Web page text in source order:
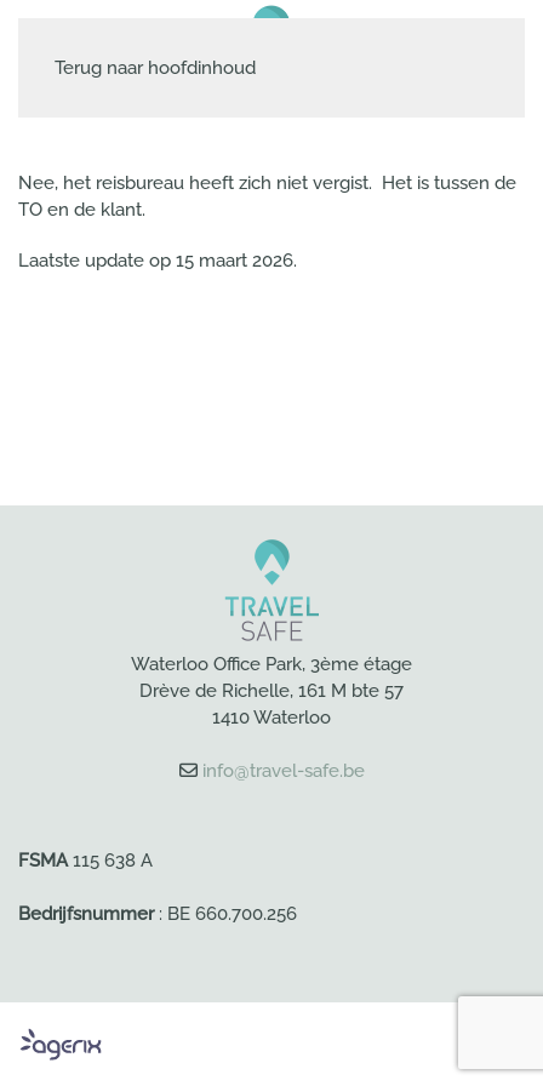
Terug naar hoofdinhoud
Nee, het reisbureau heeft zich niet vergist. Het is tussen de
TO en de klant.
Laatste update op 15 maart 2026.
Waterloo Office Park, 3ème étage
Drève de Richelle, 161 M bte 57
1410 Waterloo
info@travel-safe.be
FSMA115 638 A
Bedrijfsnummer: BE 660.700.256